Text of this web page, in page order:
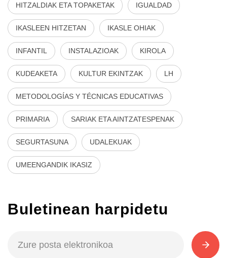
HITZALDIAK ETA TOPAKETAK IGUALDAD
IKASLEEN HITZETAN IKASLE OHIAK
INFANTIL INSTALAZIOAK KIROLA
KUDEAKETA KULTUR EKINTZAK LH
METODOLOGÍAS Y TÉCNICAS EDUCATIVAS
PRIMARIA SARIAK ETA AINTZATESPENAK
SEGURTASUNA UDALEKUAK
UMEENGANDIK IKASIZ
Buletinean harpidetu